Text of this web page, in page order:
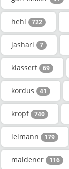
hehl 722
jashari 7
klassert 69
kordus 41
kropf 740
leimann 179
maldener 116